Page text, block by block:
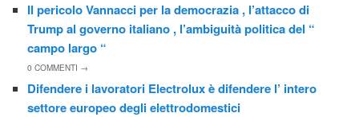
Il pericolo Vannacci per la democrazia , l’attacco di
Trump al governo italiano , l’ambiguità politica del “
campo largo “
0COMMENTI →
Difendere i lavoratori Electrolux è difendere l’ intero
settore europeo degli elettrodomestici